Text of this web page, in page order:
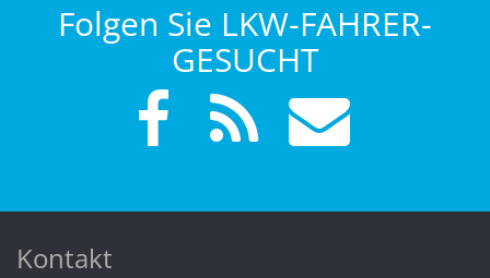
Folgen Sie LKW-FAHRER-
GESUCHT
Kontakt